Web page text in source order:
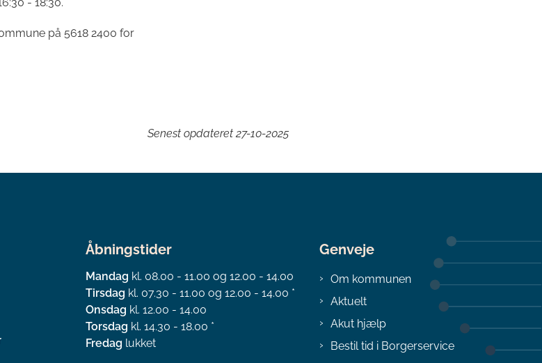
på 5618 2400 for
Senest opdateret27-10-2025
Åbningstider
Mandag kl. 08.00 - 11.00 og 12.00 - 14.00
Tirsdag kl. 07.30 - 11.00 og 12.00 - 14.00 *
Onsdag kl. 12.00 - 14.00
Torsdag kl. 14.30 - 18.00 *
Fredag lukket
Genveje
Om kommunen
Aktuelt
Akut hjælp
Bestil tid i Borgerservice